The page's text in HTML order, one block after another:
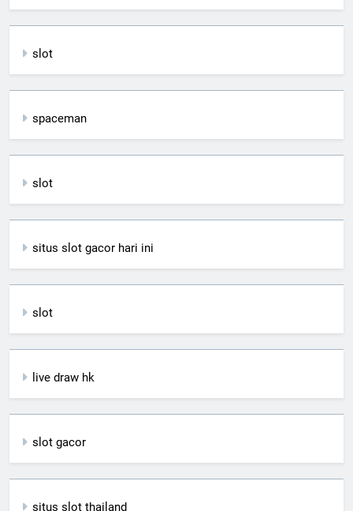
slot
spaceman
slot
situs slot gacor hari ini
slot
live draw hk
slot gacor
situs slot thailand